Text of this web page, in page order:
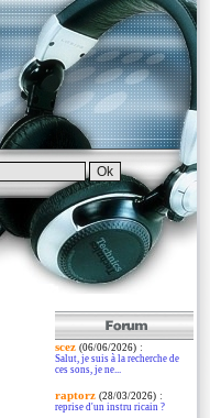
scez (06/06/2026):
Salut, je suis à la recherche de
ces sons, je ne...
raptorz (28/03/2026):
reprise d'un instru ricain ?